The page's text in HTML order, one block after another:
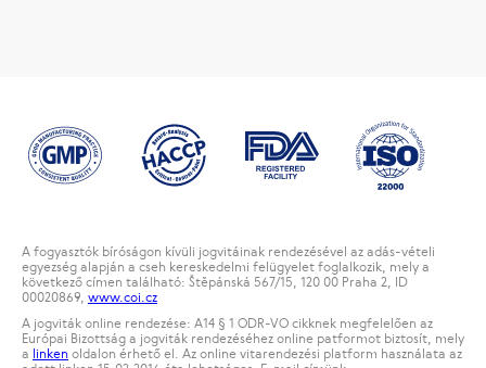
A fogyasztók bíróságon kívüli jogvitáinak rendezésével az adás-vételi
egyezség alapján a cseh kereskedelmi felügyelet foglalkozik, mely a
következő címen található: Štěpánská 567/15, 120 00 Praha 2, ID
00020869, www.coi.cz
A jogviták online rendezése: A14 § 1 ODR-VO cikknek megfelelően az
Európai Bizottság a jogviták rendezéséhez online patformot biztosít, mely
a linkenoldalon érhető el. Az online vitarendezési platform használata az